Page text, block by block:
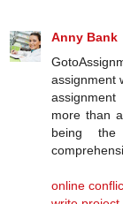
Anny Bank
assignment
more than
being
online